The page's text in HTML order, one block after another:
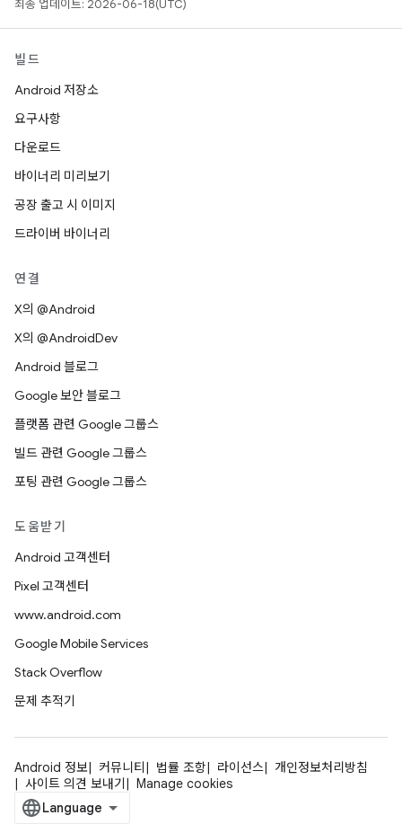
최종 업데이트: 2026-06-18(UTC)
빌드
Android 저장소
요구사항
다운로드
바이너리 미리보기
공장 출고 시 이미지
드라이버 바이너리
연결
X의 @Android
X의 @AndroidDev
Android 블로그
Google 보안 블로그
플랫폼 관련 Google 그룹스
빌드 관련 Google 그룹스
포팅 관련 Google 그룹스
도움받기
Android 고객센터
Pixel 고객센터
www.android.com
Google Mobile Services
Stack Overflow
문제 추적기
Android 정보 커뮤니티 법률 조항 라이선스
개인정보처리방침
사이트 의견 보내기
Manage cookies